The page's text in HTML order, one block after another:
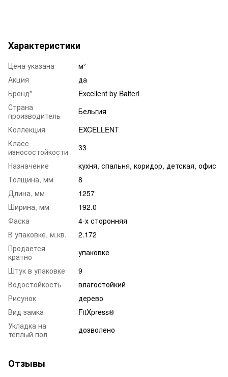
Характеристики
Цена указана
м²
Акция
да
Бренд*
Excellent by Balteri
Страна
производитель
Бельгия
Коллекция
EXCELLENT
Класс
износостойкости
33
Назначение
кухня, спальня, коридор, детская, офис
Толщина, мм
8
Длина, мм
1257
Ширина, мм
192.0
Фаска
4-х сторонняя
В упаковке, м.кв.
2.172
Продается
кратно
упаковке
Штук в упаковке
9
Водостойкость
влагостойкий
Рисунок
дерево
Вид замка
FitXpress®
Укладка на
теплый пол
дозволено
Отзывы